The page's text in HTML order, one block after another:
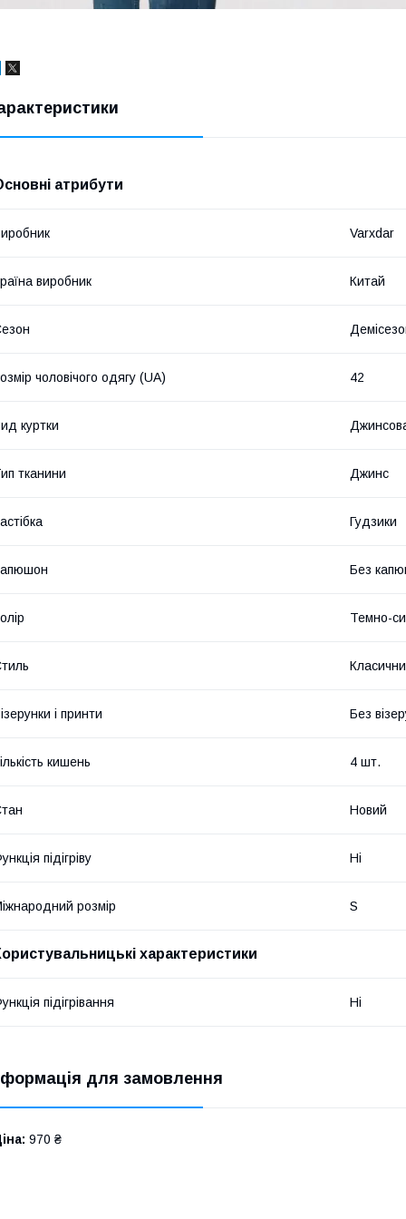
атрибути
Varxdar
виробник Китай
чоловічого одягу (UA) 42
куртки
тканини Джинс
Гудзики
Без
Темно-
і принти Без
кишень 4 шт.
Новий
підігріву Ні
розмір S
характеристики
підігрівання Ні
для замовлення
970 ₴